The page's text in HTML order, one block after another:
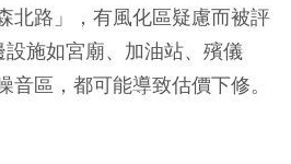
北路」，有風化區疑慮而被評
施如宮廟、加油站、殯儀
音區，都可能導致估價下修。